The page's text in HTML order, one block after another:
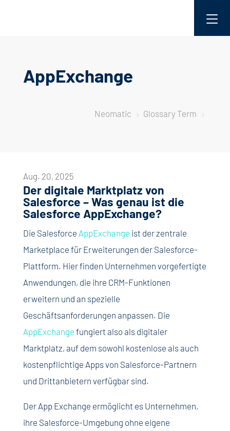
AppExchange
Neomatic 5 Glossary Term 5
Aug. 20, 2025
Der digitale Marktplatz von
Salesforce –Was genau ist die
Salesforce AppExchange?
Die Salesforce AppExchange ist der zentrale
Marketplace für Erweiterungen der Salesforce-
Plattform. Hier finden Unternehmen vorgefertigte
Anwendungen, die ihre CRM-Funktionen
erweitern und an spezielle
Geschäftsanforderungen anpassen. Die
AppExchange fungiert also als digitaler
Marktplatz, auf dem sowohl kostenlose als auch
kostenpflichtige Apps von Salesforce-Partnern
und Drittanbietern verfügbar sind.
Der App Exchange ermöglicht es Unternehmen,
ihre Salesforce-Umgebung ohne eigene